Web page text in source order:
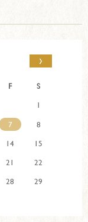
›
F
S
1
7
8
14
15
21
22
28
29